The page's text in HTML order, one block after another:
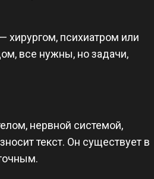
хирургом, психиатром или
все нужны, но задачи,
нервной системой,
текст. Он существует в